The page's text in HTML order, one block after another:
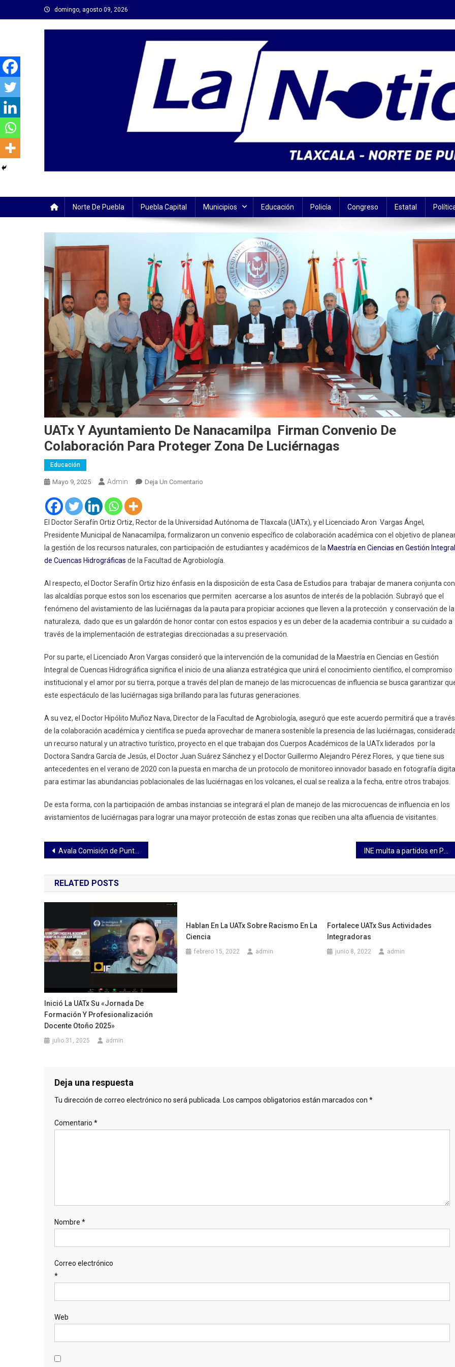
al
domingo, agosto 09, 2026
Norte De Puebla Puebla Capital Municipios Educación Policía Congreso Estatal
UATx Y Ayuntamiento De Nanacamilpa Firman Convenio De
Colaboración Para Proteger Zona De Luciérnagas
Educación
Mayo 9, 2025 Admin Deja Un Comentario
Nanacamilpa Firman
Convenio De
Colaboración
Proteger
Zona
De
Luciérnagas
El Doctor Serafín Ortiz Ortiz, Rector de la Universidad Autónoma de Tlaxcala (UATx), y el Licenciado Aron Vargas Ángel,
Presidente Municipal de Nanacamilpa, formalizaron un convenio específico de colaboración académica con el objetivo de
la gestión de los recursos naturales, con participación de estudiantes y académicos de la Maestría en Ciencias en Gestión Integral
de Cuencas Hidrográficas de la Facultad de Agrobiología.
Al respecto, el Doctor Serafín Ortiz hizo énfasis en la disposición de esta Casa de Estudios para trabajar de manera conjunta con
las alcaldías porque estos son los escenarios que permiten acercarse a los asuntos de interés de la población. Subrayó que el
fenómeno del avistamiento de las luciérnagas da la pauta para propiciar acciones que lleven a la protección y conservación de la
naturaleza, dado que es un galardón de honor contar con estos espacios y es un deber de la academia contribuir a su cuidado a
través de la implementación de estrategias direccionadas a su preservación.
Por su parte, el Licenciado Aron Vargas consideró que la intervención de la comunidad de la Maestría en Ciencias en Gestión
Integral de Cuencas Hidrográfica significa el inicio de una alianza estratégica que unirá el conocimiento científico, el compromiso
institucional y el amor por su tierra, porque a través del plan de manejo de las microcuencas de influencia se busca garantizar
este espectáculo de las luciérnagas siga brillando para las futuras generaciones.
A su vez, el Doctor Hipólito Muñoz Nava, Director de la Facultad de Agrobiología, aseguró que este acuerdo permitirá que a través
de la colaboración académica y científica se pueda aprovechar de manera sostenible la presencia de las luciérnagas,
un recurso natural y un atractivo turístico, proyecto en el que trabajan dos Cuerpos Académicos de la UATx liderados por la
Doctora Sandra García de Jesús, el Doctor Juan Suárez Sánchez y el Doctor Guillermo Alejandro Pérez Flores, y que tiene sus
antecedentes en el verano de 2020 con la puesta en marcha de un protocolo de monitoreo innovador basado en fotografía
para estimar las abundancias poblacionales de las luciérnagas en los volcanes, el cual se realiza a la fecha, entre otros trabajos.
De esta forma, con la participación de ambas instancias se integrará el plan de manejo de las microcuencas de influencia en los
avistamientos de luciérnagas para lograr una mayor protección de estas zonas que reciben una alta afluencia de visitantes.
Navegación
de
entradas
Avala Comisión de Puntos Constitucionales la iniciativa para inscribir el nombre de Tecuelhuetzin Xicohténcatl con letras doradas en el Congreso
RELATED POSTS
Inició La UATx Su «Jornada De
Formación Y Profesionalización
Docente Otoño 2025»
julio 31, 2025 admin
Hablan En La UATx Sobre Racismo En La
Ciencia
febrero 15, 2022 admin
Fortalece UATx Sus Actividades
Integradoras
junio 8, 2022 admin
Deja una respuesta
Tu dirección de correo electrónico no será publicada. Los campos obligatorios están marcados con *
Comentario *
Nombre *
Correo electrónico
*
Web